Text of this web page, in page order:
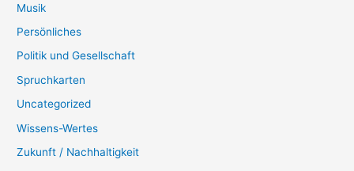
Musik
Persönliches
Politik und Gesellschaft
Spruchkarten
Uncategorized
Wissens-Wertes
Zukunft / Nachhaltigkeit